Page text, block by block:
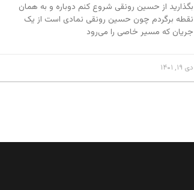
بگذارید از حسین رونقی شروع کنم دوباره و به همان
نقطه برگردم چون حسین رونقی نمادی است از یک
جریان که مسیر خاصی را می‌رود
دی ۱۹, ۱۴۰۱